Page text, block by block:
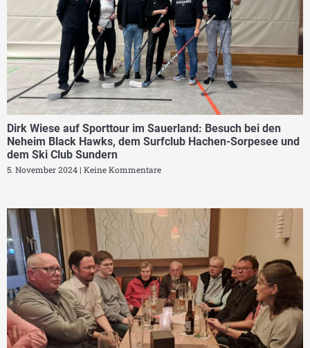
Dirk Wiese auf Sporttour im Sauerland: Besuch bei den
Neheim Black Hawks, dem Surfclub Hachen-Sorpesee und
dem Ski Club Sundern
5. November 2024 Keine Kommentare